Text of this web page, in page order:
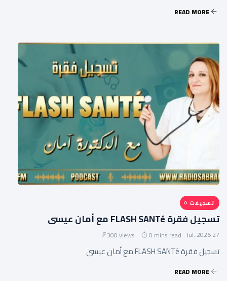
READ MORE
تسجيلات
تسجيل فقرة FLASH SANTé مع أمان عيسى
27 Jul, 2026
0 mins read
300 views
تسجيل فقرة FLASH SANTé مع أمان عيسى
READ MORE